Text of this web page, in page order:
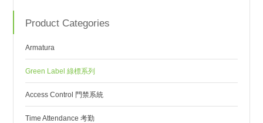
Product Categories
Armatura
Green Label 綠標系列
Access Control 門禁系統
Time Attendance 考勤